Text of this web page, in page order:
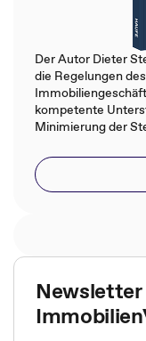
Der Autor Dieter
die Regelungen
kompetente
Minimierung der
Newsletter